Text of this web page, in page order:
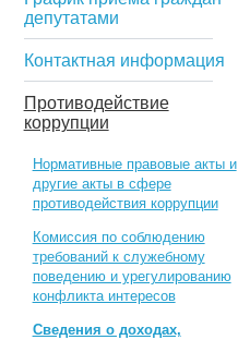
депутатами
Контактная информация
Противодействие
коррупции
Нормативные правовые акты и
другие акты в сфере
противодействия коррупции
Комиссия по соблюдению
требований к служебному
поведению и урегулированию
конфликта интересов
Сведения о доходах,